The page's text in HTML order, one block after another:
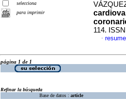
selecciona
para imprimir
114.
·
página 1 de 1
Refinar la búsqueda
Base de datos : article